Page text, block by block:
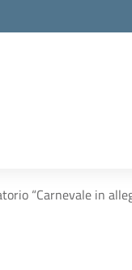
“Carnevale in